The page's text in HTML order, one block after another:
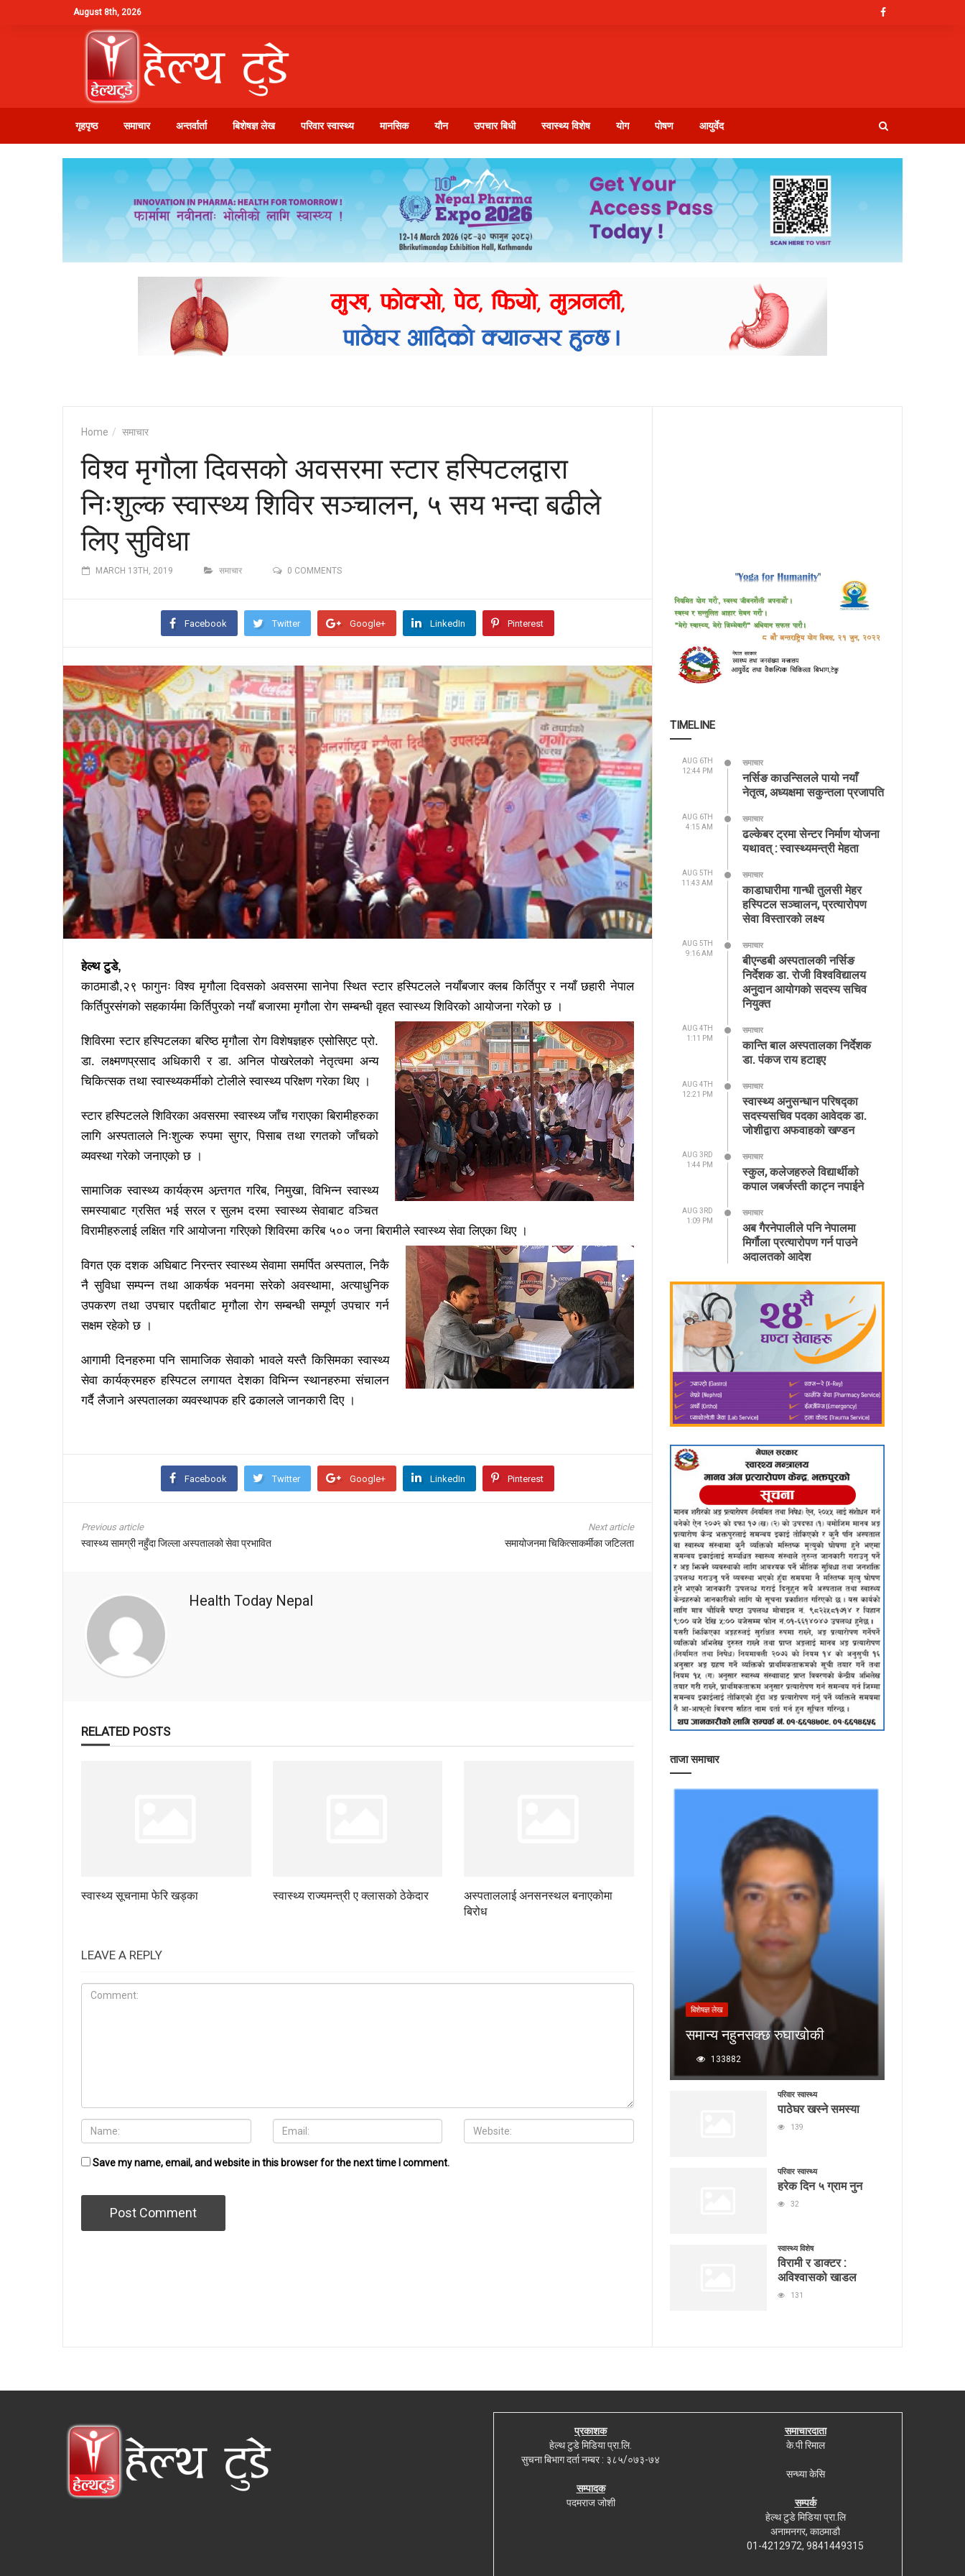
August 8th, 2026
गृहपृष्ठ समाचार अन्तर्वार्ता बिशेषज्ञ लेख परिवार स्वास्थ्य मानसिक यौन उपचार बिधी स्वास्थ्य विशेष योग पोषण आयुर्वेद
Home समाचार
विश्व मृगौला दिवसको अवसरमा स्टार हस्पिटलद्वारा
निःशुल्क स्वास्थ्य शिविर सञ्चालन, ५ सय भन्दा बढीले
लिए सुविधा
MARCH 13TH, 2019 समाचार 0 COMMENTS
Facebook Twitter Google+ LinkedIn Pinterest
हेल्थ टुडे,
काठमाडौ,२९ फागुनः विश्व मृगौला दिवसको अवसरमा सानेपा स्थित स्टार हस्पिटलले नयाँबजार क्लब किर्तिपुर र नयाँ छहारी नेपाल
किर्तिपुरसंगको सहकार्यमा किर्तिपुरको नयाँ बजारमा मृगौला रोग सम्बन्धी वृहत स्वास्थ्य शिविरको आयोजना गरेको छ ।
शिविरमा स्टार हस्पिटलका बरिष्ठ मृगौला रोग विशेषज्ञहरु एसोसिएट प्रो.
डा. लक्ष्मणप्रसाद अधिकारी र डा. अनिल पोखरेलको नेतृत्वमा अन्य
चिकित्सक तथा स्वास्थ्यकर्मीको टोलीले स्वास्थ्य परिक्षण गरेका थिए ।
स्टार हस्पिटलले शिविरका अवसरमा स्वास्थ्य जाँच गराएका बिरामीहरुका
लागि अस्पतालले निःशुल्क रुपमा सुगर, पिसाब तथा रगतको जाँचको
व्यवस्था गरेको जनाएको छ ।
सामाजिक स्वास्थ्य कार्यक्रम अन्र्तगत गरिब, निमुखा, विभिन्न स्वास्थ्य
समस्याबाट ग्रसित भई सरल र सुलभ दरमा स्वास्थ्य सेवाबाट वञ्चित
विरामीहरुलाई लक्षित गरि आयोजना गरिएको शिविरमा करिब ५०० जना बिरामीले स्वास्थ्य सेवा लिएका थिए ।
विगत एक दशक अघिबाट निरन्तर स्वास्थ्य सेवामा समर्पित अस्पताल, निकै
नै सुविधा सम्पन्न तथा आकर्षक भवनमा सरेको अवस्थामा, अत्याधुनिक
उपकरण तथा उपचार पद्दतीबाट मृगौला रोग सम्बन्धी सम्पूर्ण उपचार गर्न
सक्षम रहेको छ ।
आगामी दिनहरुमा पनि सामाजिक सेवाको भावले यस्तै किसिमका स्वास्थ्य
सेवा कार्यक्रमहरु हस्पिटल लगायत देशका विभिन्न स्थानहरुमा संचालन
गर्दै लैजाने अस्पतालका व्यवस्थापक हरि ढकालले जानकारी दिए ।
Facebook Twitter Google+ LinkedIn Pinterest
Previous article
स्वास्थ्य सामग्री नहुँदा जिल्ला अस्पतालको सेवा प्रभावित
Next article
समायोजनमा चिकित्साकर्मीका जटिलता
Health Today Nepal
RELATED POSTS
स्वास्थ्य सूचनामा फेरि खड्का स्वास्थ्य राज्यमन्त्री ए क्लासको ठेकेदार
अस्पताललाई अनसनस्थल बनाएकोमा
बिरोध
LEAVE A REPLY
Save my name, email, and website in this browser for the next time I comment.
TIMELINE
AUG 6TH
12:44 PM
समाचार
नर्सिङ काउन्सिलले पायो नयाँ
नेतृत्व, अध्यक्षमा सकुन्तला प्रजापति
AUG 6TH
4:15 AM
समाचार
ढल्केबर ट्रमा सेन्टर निर्माण योजना
यथावत् : स्वास्थ्यमन्त्री मेहता
AUG 5TH
11:43 AM
समाचार
काडाघारीमा गान्धी तुलसी मेहर
हस्पिटल सञ्चालन, प्रत्यारोपण
सेवा विस्तारको लक्ष्य
AUG 5TH
9:16 AM
समाचार
बीएन्डबी अस्पतालकी नर्सिङ
निर्देशक डा. रोजी विश्वविद्यालय
अनुदान आयोगको सदस्य सचिव
नियुक्त
AUG 4TH
1:11 PM
समाचार
कान्ति बाल अस्पतालका निर्देशक
डा. पंकज राय हटाइए
AUG 4TH
12:21 PM
समाचार
स्वास्थ्य अनुसन्धान परिषद्का
सदस्यसचिव पदका आवेदक डा.
जोशीद्वारा अफवाहको खण्डन
AUG 3RD
1:44 PM
समाचार
स्कुल, कलेजहरुले विद्यार्थीको
कपाल जबर्जस्ती काट्न नपाईने
AUG 3RD
1:09 PM
समाचार
अब गैरनेपालीले पनि नेपालमा
मिर्गौला प्रत्यारोपण गर्न पाउने
अदालतको आदेश
ताजा समाचार
बिशेषज्ञ लेख
समान्य नहुनसक्छ रुघाखोकी
133882
परिवार स्वास्थ्य
पाठेघर खस्ने समस्या
139
परिवार स्वास्थ्य
हरेक दिन ५ ग्राम नुन
32
स्वास्थ्य विशेष
विरामी र डाक्टर :
अविश्वासको खाडल
131
प्रकाशक
हेल्थ टुडे मिडिया प्रा.लि.
सुचना बिभाग दर्ता नम्बर : ३८५/०७३-७४
सम्पादक
पदमराज जोशी
समाचारदाता
के.पी रिमाल
सन्ध्या केसि
सम्पर्क
हेल्थ टुडे मिडिया प्रा.लि
अनामनगर, काठमाडौ
01-4212972, 9841449315